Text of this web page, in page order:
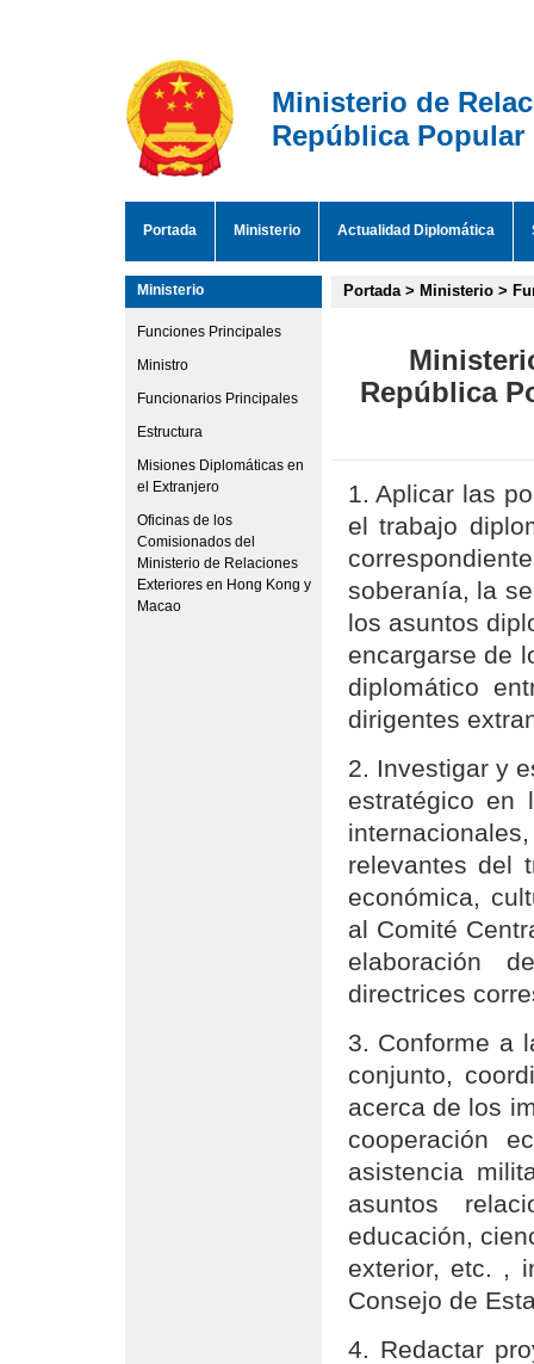
Ministerio de
República Popular
Portada Ministerio Actualidad Diplomática
Ministerio
Funciones Principales
Ministro
Funcionarios Principales
Estructura
Misiones Diplomáticas en
el Extranjero
Oficinas de los
Comisionados del
Ministerio de Relaciones
Exteriores en Hong Kong y
Macao
Portada> Ministerio >
República
1. Aplicar las
el trabajo
soberanía, la
los asuntos
encargarse de
diplomático
dirigentes
2. Investigar y
estratégico en
relevantes del
económica,
al Comité
elaboración
directrices
3. Conforme a
conjunto,
acerca de los
cooperación
asistencia
asuntos
educación,
exterior, etc. ,
Consejo de
4. Redactar